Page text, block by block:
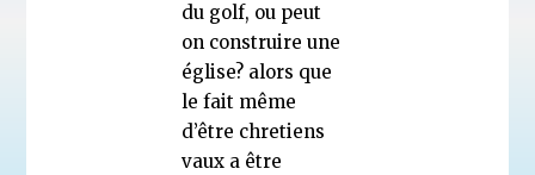
du golf, ou peut
on construire une
église? alors que
le fait même
d’être chretiens
vaux a être